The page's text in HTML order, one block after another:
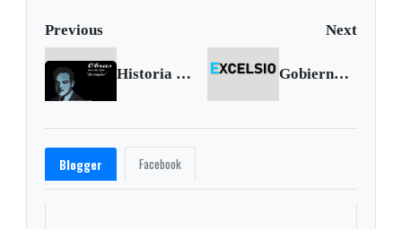
Previous Next
Historia de Sogamoso | Nº6 Breve biografía de Jorge Camargo Spolidore Gobierno Nacional autoriza operación de liberación
Blogger Facebook